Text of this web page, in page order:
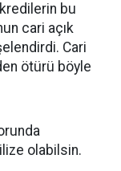
bu
cari açık
Cari
ötürü böyle
olabilsin.